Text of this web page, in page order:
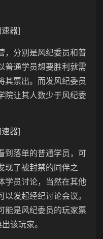
器]
，分别是风纪委员和普
普通学员想要胜利就需
其票出。而发风纪委员
院让其人数少于风纪委
器]
到落单的普通学员，可
现了被封禁的同伴之
学员讨论，当然在其他
发起经纪讨论会议。
能是风纪委员的玩家票
该玩家。